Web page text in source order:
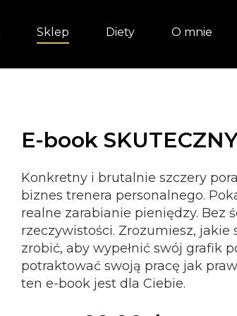
Sklep Diety O mnie
E-book
Konkretny i brutalnie szczery
biznes trenera personalnego.
realne zarabianie pieniędzy. Bez
rzeczywistości. Zrozumiesz, jakie
zrobić, aby wypełnić swój grafik
potraktować swoją pracę jak
ten e-book jest dla Ciebie.